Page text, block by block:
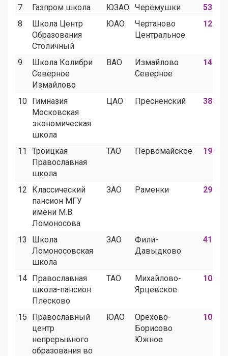
7 Газпром школа ЮЗАО Черёмушки 53
8
Школа Центр
Образования
Столичный
ЮАО
Чертаново
Центральное
12
9
Школа Колибри
Северное
Измайлово
ВАО
Измайлово
Северное
14
10 Гимназия
Московская
экономическая
школа
ЦАО Пресненский 38
11
Троицкая
Православная
школа
ТАО Первомайское 19
12
Классический
пансион МГУ
имени М.В.
Ломоносова
ЗАО Раменки 29
13
Школа
Ломоносовская
школа
ЗАО
Фили-
Давыдково
41
14 Православная
школа-пансион
Плесково
ТАО
Михайлово-
Ярцевское
10
15
Православный
центр
непрерывного
образования во
ЮАО
Орехово-
Борисово
Южное
10